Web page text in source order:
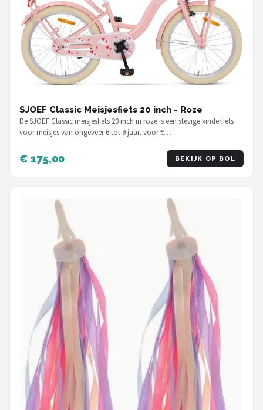
SJOEF Classic Meisjesfiets 20 inch - Roze
De SJOEF Classic meisjesfiets 20 inch in roze is een stevige kinderfiets
voor meisjes van ongeveer 6 tot 9 jaar, voor €…
€ 175,00 BEKIJK OP BOL